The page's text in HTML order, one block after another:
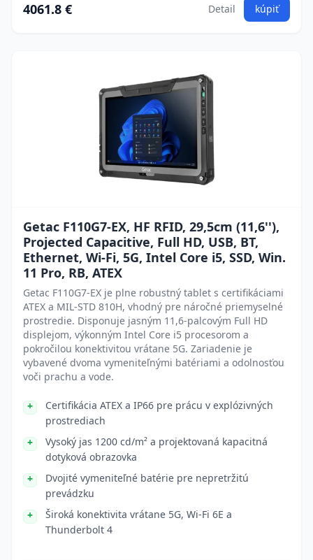
4061.8 € Detail kúpiť
Getac F110G7-EX, HF RFID, 29,5cm (11,6''),
Projected Capacitive, Full HD, USB, BT,
Ethernet, Wi-Fi, 5G, Intel Core i5, SSD, Win.
11 Pro, RB, ATEX
Getac F110G7-EX je plne robustný tablet s certifikáciami
ATEX a MIL-STD 810H, vhodný pre náročné priemyselné
prostredie. Disponuje jasným 11,6-palcovým Full HD
displejom, výkonným Intel Core i5 procesorom a
pokročilou konektivitou vrátane 5G. Zariadenie je
vybavené dvoma vymeniteľnými batériami a odolnosťou
voči prachu a vode.
Certifikácia ATEX a IP66 pre prácu v explózivných
prostrediach
Vysoký jas 1200 cd/m² a projektovaná kapacitná
dotyková obrazovka
Dvojité vymeniteľné batérie pre nepretržitú
prevádzku
Široká konektivita vrátane 5G, Wi-Fi 6E a
Thunderbolt 4